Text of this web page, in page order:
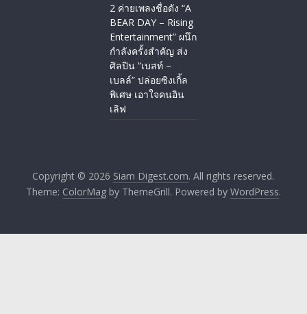
2 ค่ายเพลงชื่อดัง “A
BEAR DAY – Rising
Entertainment” ผนึก
กำลังครั้งสำคัญ ส่ง
ศิลปิน “เบสท์ –
เบลล์” ปล่อยซิงเกิ้ล
พิเศษ เอาใจคนอิน
เลิฟ
Copyright © 2026 Siam Digest.com. All rights reserved.
Theme: ColorMagby ThemeGrill. Powered by WordPress.